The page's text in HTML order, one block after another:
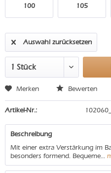
100 105
Auswahl zurücksetzen
Merken Bewerten
Artikel-Nr.:
Beschreibung
Mit einer extra Verstärkung im
besonders formend. Bequeme...